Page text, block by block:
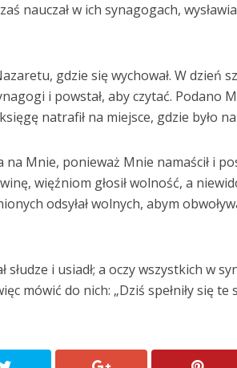
nauczał w ich synagogach,
gdzie się wychował. W dzień
i powstał, aby czytać. Podano
natrafił na miejsce, gdzie było
na Mnie, ponieważ Mnie namaścił i
więźniom głosił wolność, a
odsyłał wolnych, abym
słudze i usiadł; a oczy wszystkich w
mówić do nich: „Dziś spełniły się te